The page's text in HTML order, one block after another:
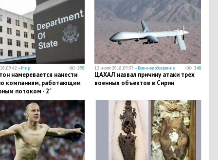
09:42 —Мир 298
намеревается нанести
компаниям, работающим
потоком - 2"
12 июля 2018, 09:37 —Военное обозрение 348
ЦАХАЛ назвал причину атаки трех
военных объектов в Сирии